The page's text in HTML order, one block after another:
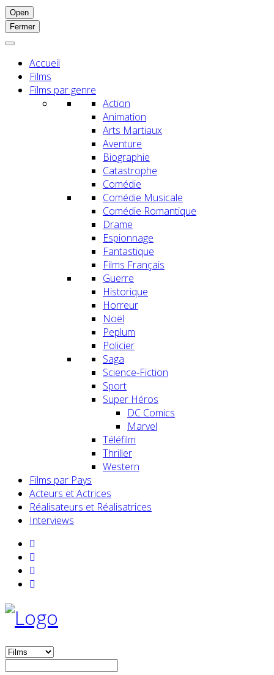
Open
Fermer
Accueil
Films
Films par genre
Action
Animation
Arts Martiaux
Aventure
Biographie
Catastrophe
Comédie
Comédie Musicale
Comédie Romantique
Drame
Espionnage
Fantastique
Films Français
Guerre
Historique
Horreur
Noël
Peplum
Policier
Saga
Science-Fiction
Sport
Super Héros
DC Comics
Marvel
Téléfilm
Thriller
Western
Films par Pays
Acteurs et Actrices
Réalisateurs et Réalisatrices
Interviews